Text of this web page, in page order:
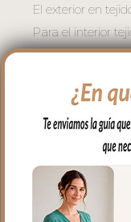
El exterior en
Para el interior
impermeable;
necesites
siempre agua
secado al natural.
Cierre con
tono del
Puedes llevar